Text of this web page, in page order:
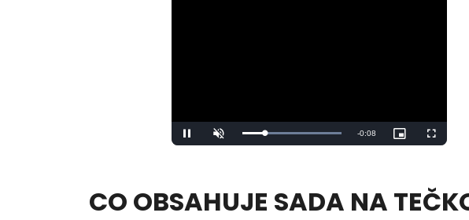
Pause Unmute Loaded:
100.00%
Remaining
-0:06
Picture-
in-
Fullscreen
CO OBSAHUJE SADA NA